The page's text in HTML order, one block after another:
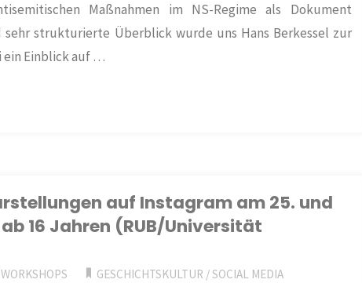
Maßnahmen im NS-Regime als Dokument
strukturierte Überblick wurde uns Hans Berkessel zur
ein Einblick auf …
auf Instagram am 25. und
16 Jahren (RUB/Universität
WORKSHOPS GESCHICHTSKULTUR /SOCIAL MEDIA